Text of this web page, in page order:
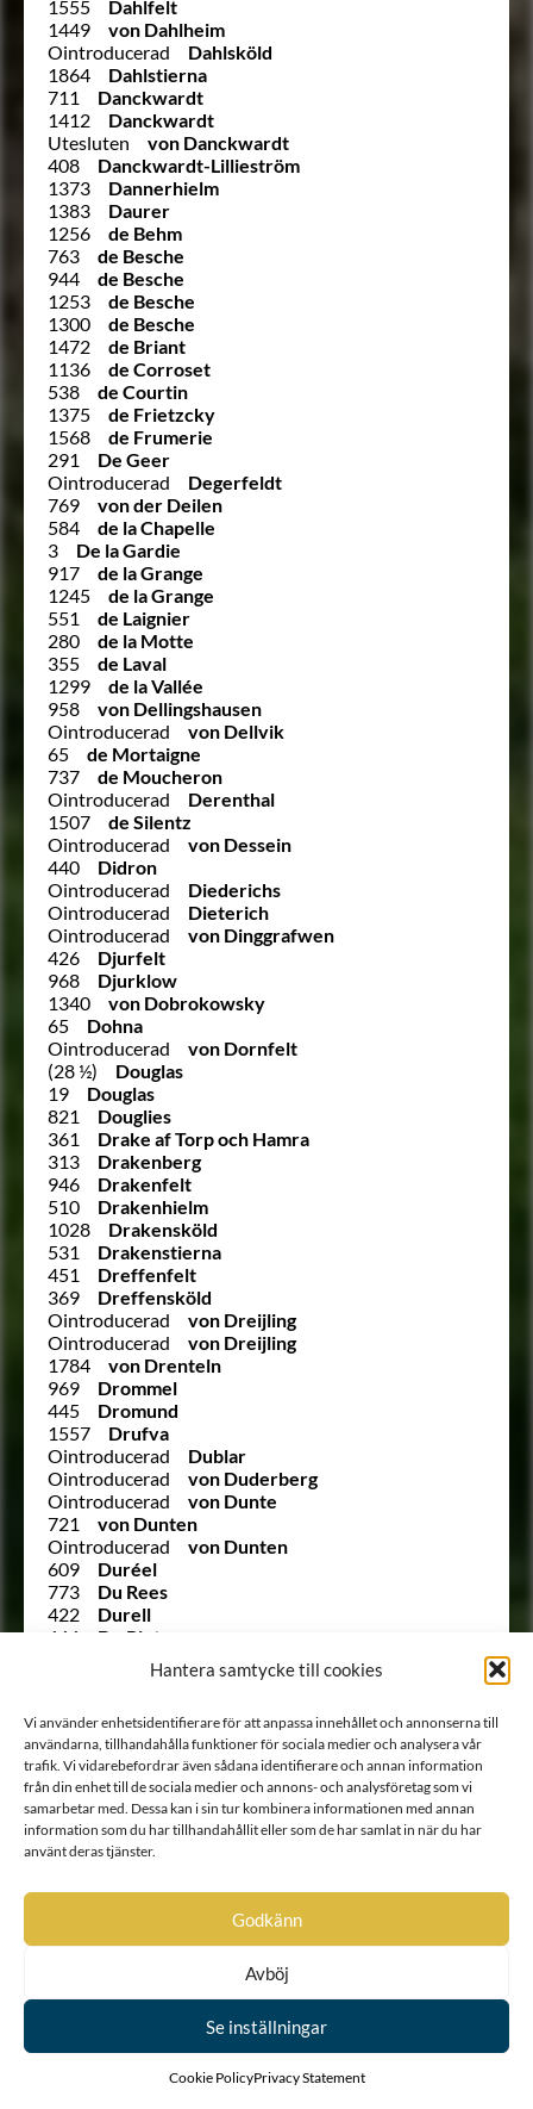
Hantera samtycke till cookies
Vi använder enhetsidentifierare för att anpassa innehållet och annonserna till
användarna, tillhandahålla funktioner för sociala medier och analysera vår
trafik. Vi vidarebefordrar även sådana identifierare och annan information
från din enhet till de sociala medier och annons- och analysföretag som vi
samarbetar med. Dessa kan i sin tur kombinera informationen med annan
information som du har tillhandahållit eller som de har samlat in när du har
använt deras tjänster.
Godkänn
Avböj
Se inställningar
Cookie PolicyPrivacy Statement
1555
Dahlfelt
1449
von Dahlheim
Ointroducerad
Dahlsköld
1864
Dahlstierna
711
Danckwardt
1412
Danckwardt
Utesluten
von Danckwardt
408
Danckwardt-Lillieström
1373
Dannerhielm
1383
Daurer
1256
de Behm
763
de Besche
944
de Besche
1253
de Besche
1300
de Besche
1472
de Briant
1136
de Corroset
538
de Courtin
1375
de Frietzcky
1568
de Frumerie
291
De Geer
Ointroducerad
Degerfeldt
769
von der Deilen
584
de la Chapelle
3
De la Gardie
917
de la Grange
1245
de la Grange
551
de Laignier
280
de la Motte
355
de Laval
1299
de la Vallée
958
von Dellingshausen
Ointroducerad
von Dellvik
65
de Mortaigne
737
de Moucheron
Ointroducerad
Derenthal
1507
de Silentz
Ointroducerad
von Dessein
440
Didron
Ointroducerad
Diederichs
Ointroducerad
Dieterich
Ointroducerad
von Dinggrafwen
426
Djurfelt
968
Djurklow
1340
von Dobrokowsky
65
Dohna
Ointroducerad
von Dornfelt
(28 ½)
Douglas
19
Douglas
821
Douglies
361
Drake af Torp och Hamra
313
Drakenberg
946
Drakenfelt
510
Drakenhielm
1028
Drakensköld
531
Drakenstierna
451
Dreffenfelt
369
Dreffensköld
Ointroducerad
von Dreijling
Ointroducerad
von Dreijling
1784
von Drenteln
969
Drommel
445
Dromund
1557
Drufva
Ointroducerad
Dublar
Ointroducerad
von Duderberg
Ointroducerad
von Dunte
721
von Dunten
Ointroducerad
von Dunten
609
Duréel
773
Du Rees
422
Durell
666
Du Rietz
Dusensköld
Duwall
Utesluten
von Düben
Utesluten
von Düben
1785
von Düben
135
von Düben
207
Dücker
(122)
Dücker
1519
von Döbeln
Ebersköld
617
Edenberg
Ehrenbielke